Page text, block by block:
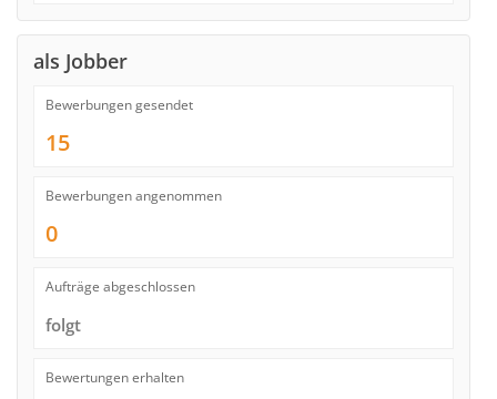
als Jobber
Bewerbungen gesendet
15
Bewerbungen angenommen
0
Aufträge abgeschlossen
folgt
Bewertungen erhalten